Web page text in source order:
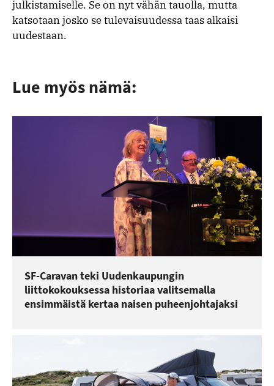
julkistamiselle. Se on nyt vähän tauolla, mutta
katsotaan josko se tulevaisuudessa taas alkaisi
uudestaan.
Lue myös nämä:
SF-Caravan teki Uudenkaupungin
liittokokouksessa historiaa valitsemalla
ensimmäistä kertaa naisen puheenjohtajaksi